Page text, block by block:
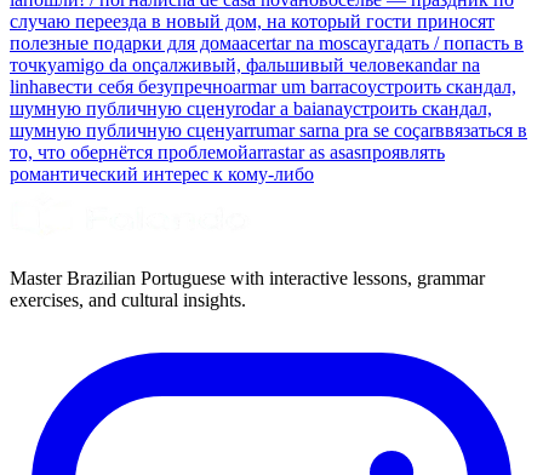
случаю переезда в новый дом, на который гости приносят
полезные подарки для домаacertar na moscaугадать / попасть в
точкуamigo da onçaлживый, фальшивый человекandar na
linhaвести себя безупречноarmar um barracoустроить скандал,
шумную публичную сценуrodar a baianaустроить скандал,
шумную публичную сценуarrumar sarna pra se coçarввязаться в
то, что обернётся проблемойarrastar as asasпроявлять
романтический интерес к кому-либо
Master Brazilian Portuguese with interactive lessons, grammar
exercises, and cultural insights.